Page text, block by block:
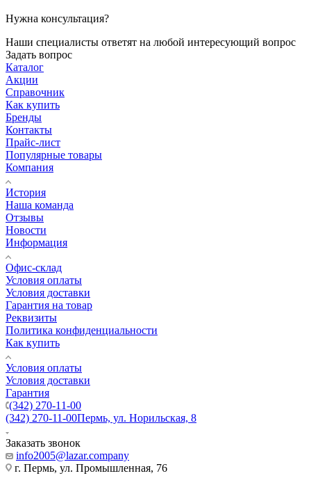
Нужна консультация?
Наши специалисты ответят на любой интересующий вопрос
Задать вопрос
Каталог
Акции
Справочник
Как купить
Бренды
Контакты
Прайс-лист
Популярные товары
Компания
История
Наша команда
Отзывы
Новости
Информация
Офис-склад
Условия оплаты
Условия доставки
Гарантия на товар
Реквизиты
Политика конфиденциальности
Как купить
Условия оплаты
Условия доставки
Гарантия
(342) 270-11-00
(342) 270-11-00Пермь, ул. Норильская, 8
Заказать звонок
info2005@lazar.company
г. Пермь, ул. Промышленная, 76